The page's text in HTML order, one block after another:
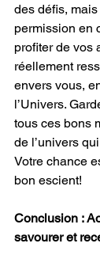
des défis,
permission en
profiter de vos
réellement
envers vous,
l’Univers.
tous ces bons
de l’univers
Votre chance
bon escient!
Conclusion :
savourer et